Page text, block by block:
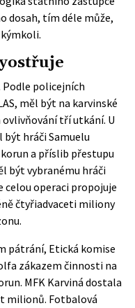
dosah, tím déle může,
Podle policejních
, měl být na karvinské
tří utkání. U
být hráči Samuelu
a příslib přestupu
být vybranému hráči
celou operaci propojuje
čtyřiadvaceti miliony
pátrání, Etická komise
zákazem činnosti na
MFK Karviná dostala
milionů. Fotbalová